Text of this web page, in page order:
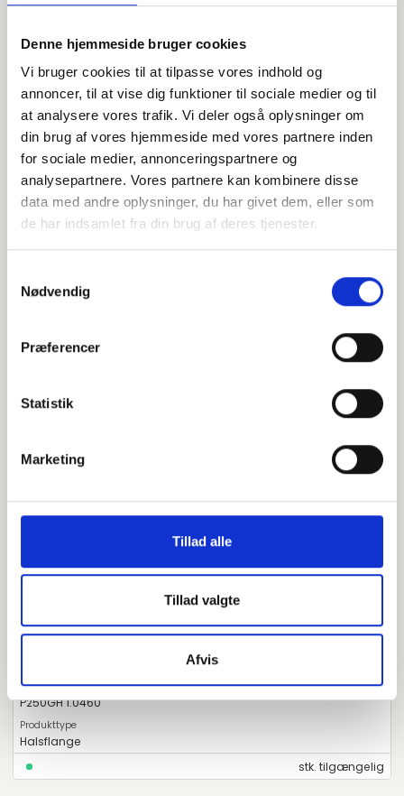
Denne hjemmeside bruger cookies
Vi bruger cookies til at tilpasse vores indhold og
annoncer, til at vise dig funktioner til sociale medier og til
at analysere vores trafik. Vi deler også oplysninger om
din brug af vores hjemmeside med vores partnere inden
for sociale medier, annonceringspartnere og
analysepartnere. Vores partnere kan kombinere disse
data med andre oplysninger, du har givet dem, eller som
de har indsamlet fra din brug af deres tjenester.
Nødvendig
Præferencer
Statistik
Marketing
Tillad alle
Tillad valgte
Afvis
Alternative varer
000625034
DN25 33,7 Halsflange (S-2,6)
EN 1092-1 T:11 B1 PN10-40
P250GH 1.0460
EN 1092-1 T:11 B1 PN10-40
stk. tilgængelig
070625034
DN25 33,7 Halsflange m/Feder (S-2,6)
P250GH 1.0460
Halsflange
stk. tilgængelig